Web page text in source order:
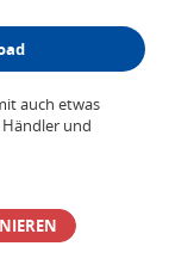
auch etwas
und